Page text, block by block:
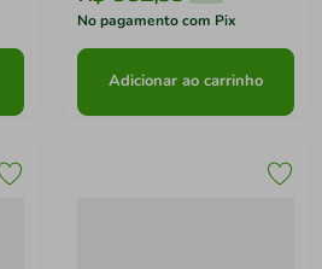
No pagamento com Pix
Adicionar ao carrinho